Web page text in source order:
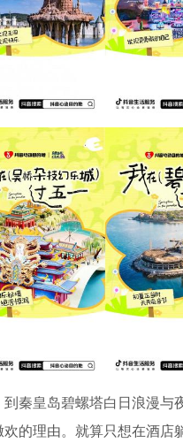
秦皇岛碧螺塔白日浪漫与
的理由。就算只想在酒